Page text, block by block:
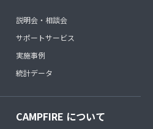
説明会・相談会
サポートサービス
実施事例
統計データ
CAMPFIRE について